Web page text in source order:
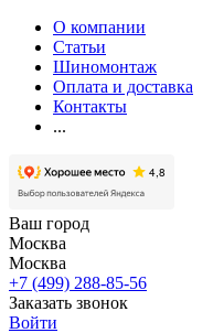
О компании
Статьи
Шиномонтаж
Оплата и доставка
Контакты
...
Ваш город
Москва
Москва
+7 (499) 288-85-56
Заказать звонок
Войти